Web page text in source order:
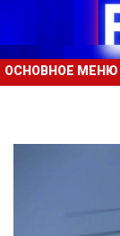
ОСНОВНОЕ МЕНЮ